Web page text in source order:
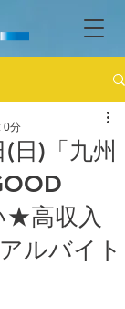
日)「九州
★高収入
ルバイト
0分